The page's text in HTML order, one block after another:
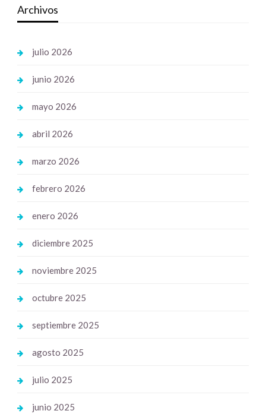
Archivos
julio 2026
junio 2026
mayo 2026
abril 2026
marzo 2026
febrero 2026
enero 2026
diciembre 2025
noviembre 2025
octubre 2025
septiembre 2025
agosto 2025
julio 2025
junio 2025